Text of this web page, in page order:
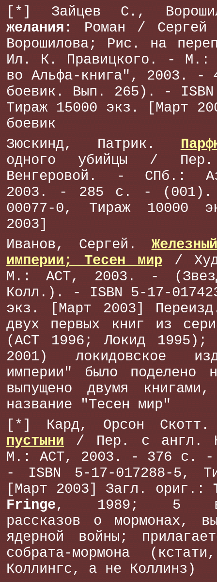
[*] Зайцев С.,
желания : Роман / Сергей
Ворошилова; Рис. на
Ил. К. Правицкого. - М.:
во Альфа-книга", 2003.
боевик. Вып. 265). -
Тираж 15000 экз. [Март
боевик
Зюскинд, Патрик.
одного убийцы /
Венгеровой. - СПб.:
2003. - 285 с. - (001).
00077-0, Тираж 10000
2003]
Иванов, Сергей.
империи; Тесен мир /
М.: АСТ, 2003. -
Колл.). - ISBN 5-17-
экз. [Март 2003]
двух первых книг из
(АСТ 1996; Локид 1995);
2001) локидовское
империи" было поделено
выпущено двумя
название "Тесен мир"
[*] Кард, Орсон
пустыни / Пер. с англ.
М.: АСТ, 2003. - 376 с. -
- ISBN 5-17-017288-5,
[Март 2003] Загл. ориг.:
Fringe, 1989; 5
рассказов о мормонах,
ядерной войны;
собрата-мормона
Коллингс, а не Коллинз)